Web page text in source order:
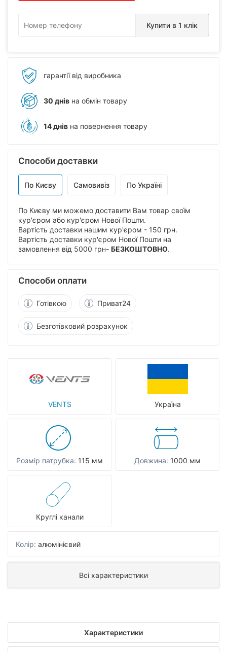
VENTS Україна
Розмір патрубка: 115 мм Довжина: 1000 мм
Круглі канали
Колір: алюмінієвий
Всі характеристики
Купити в 1 клік
гарантії від виробника
30 днів на обмін товару
14 днів на повернення товару
Способи доставки
По Києву Самовивіз По Україні
По Києву ми можемо доставити Вам товар своїм
кур'єром або кур'єром Нової Пошти.
Вартість доставки нашим кур'єром - 150 грн.
Вартість доставки кур'єром Нової Пошти на
замовлення від 5000 грн- БЕЗКОШТОВНО.
Способи оплати
Готівкою Приват24
Безготівковий розрахунок
Характеристики